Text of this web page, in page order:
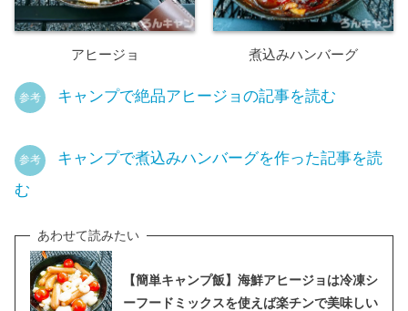
アヒージョ 煮込みハンバーグ
参考 キャンプで絶品アヒージョの記事を読む
参考
キャンプで煮込みハンバーグを作った記事を読
む
【簡単キャンプ飯】海鮮アヒージョは冷凍シ
ーフードミックスを使えば楽チンで美味しい